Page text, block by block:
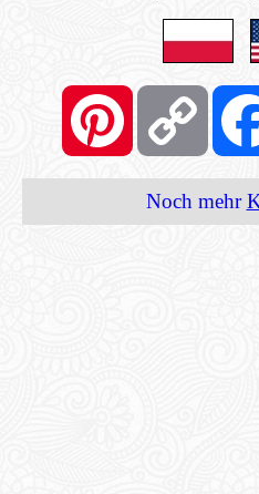
Pinterest Copy
Link
Noch mehr